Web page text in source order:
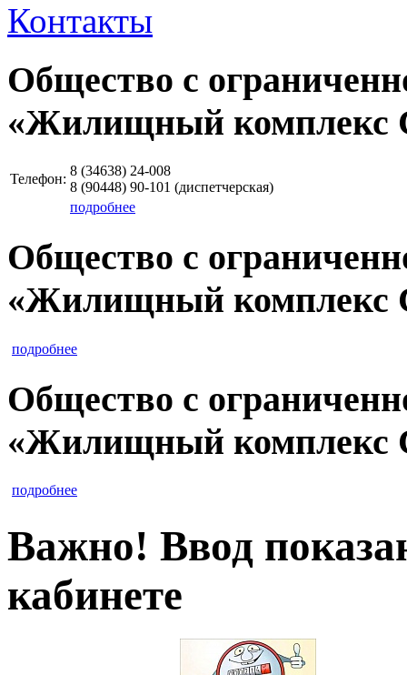
Контакты
Общество с
«Жилищный комплекс
Телефон:
8 (34638) 24-008
8 (90448) 90-101 (диспетчерская)
подробнее
Общество с
«Жилищный комплекс
подробнее
Общество с
«Жилищный комплекс
подробнее
Важно! Ввод
кабинете